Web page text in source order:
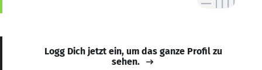
Logg Dich jetzt ein, um das ganze Profil zu
sehen.